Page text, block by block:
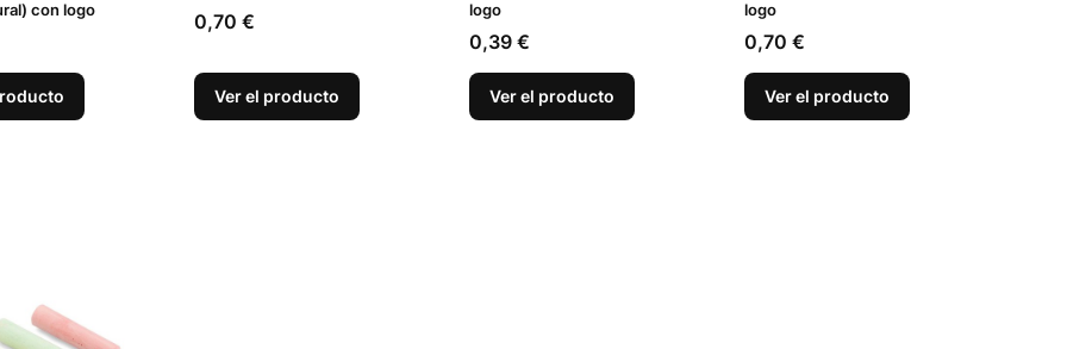
con logo
Precio
0,70 €
Ver el producto
logo
Precio
0,39 €
Ver el producto
logo
Precio
0,70 €
Ver el producto